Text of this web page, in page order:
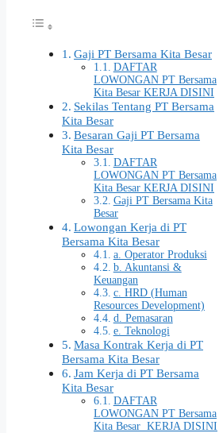
Gaji PT Bersama Kita Besar
DAFTAR
LOWONGAN PT Bersama
Kita Besar KERJA DISINI
Sekilas Tentang PT Bersama
Kita Besar
Besaran Gaji PT Bersama
Kita Besar
DAFTAR
LOWONGAN PT Bersama
Kita Besar KERJA DISINI
Gaji PT Bersama Kita
Besar
Lowongan Kerja di PT
Bersama Kita Besar
a. Operator Produksi
b. Akuntansi &
Keuangan
c. HRD (Human
Resources Development)
d. Pemasaran
e. Teknologi
Masa Kontrak Kerja di PT
Bersama Kita Besar
Jam Kerja di PT Bersama
Kita Besar
DAFTAR
LOWONGAN PT Bersama
Kita Besar KERJA DISINI